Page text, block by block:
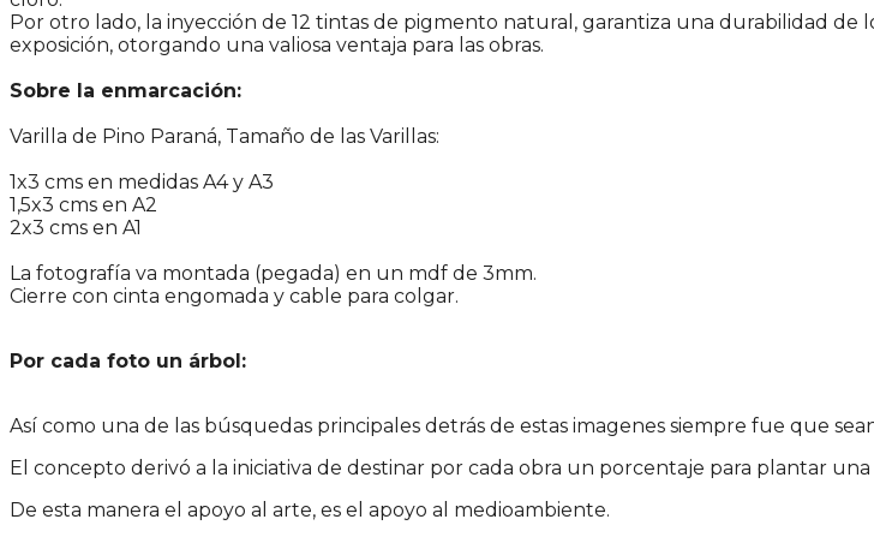
Por otro lado, la inyección de 12 tintas de pigmento natural, garantiza una durabilidad de
exposición, otorgando una valiosa ventaja para las obras.
Sobre la enmarcación:
Varilla de Pino Paraná, Tamaño de las Varillas:
1x3 cms en medidas A4 y A3
1,5x3 cms en A2
2x3 cms en A1
La fotografía va montada (pegada) en un mdf de 3mm.
Cierre con cinta engomada y cable para colgar.
Por cada foto un árbol:
Así como una de las búsquedas principales detrás de estas imagenes siempre fue que
El concepto derivó a la iniciativa de destinar por cada obra un porcentaje para plantar
De esta manera el apoyo al arte, es el apoyo al medioambiente.